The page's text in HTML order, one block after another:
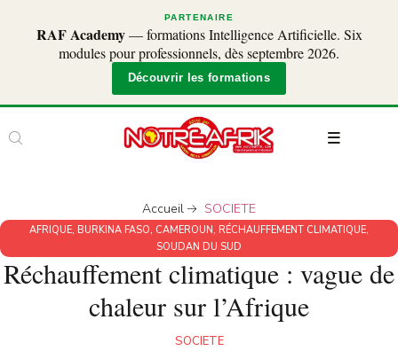
PARTENAIRE
RAF Academy— formations Intelligence Artificielle. Six
modules pour professionnels, dès septembre 2026.
Découvrir les formations
Accueil SOCIETE
AFRIQUE, BURKINA FASO, CAMEROUN, RÉCHAUFFEMENT CLIMATIQUE,
SOUDAN DU SUD
Réchauffement climatique : vague de
chaleur sur l’Afrique
SOCIETE